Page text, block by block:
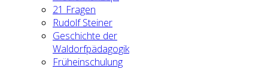
21 Fragen
Rudolf Steiner
Geschichte der
Waldorfpädagogik
Früheinschulung